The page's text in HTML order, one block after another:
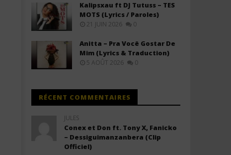
Stone
18
janvier
Kalipsxau ft DJ Tutuss – TES
MOTS (Lyrics / Paroles)
21 JUIN 2026 0
Anitta – Pra Você Gostar De
Mim (Lyrics & Traduction)
5 AOÛT 2026 0
RÉCENT COMMENTAIRES
JULES
Conex et Don ft. Tony X, Fanicko
– Dessiguimanzanbera (Clip
Officiel)